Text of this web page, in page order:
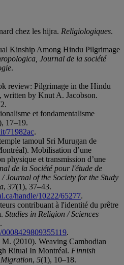
chez les hijra. Religiologiques.
Kinship Among Hindu Pilgrimage
Journal de la société
.
review: Pilgrimage in the Hindu
written by Knut A. Jacobson.
et fondamentalisme
17–19.
71982ac.
tamoul Sri Murugan de
Mobilisation d’une
physique et transmission d’une
de la Société pour l'étude de
Journal of the Society for the Study
, 37(1), 37–43.
handle/10222/65277.
contribuant à l'identité du prêtre
Studies in Religion / Sciences
.
(2010). Weaving Cambodian
Ritual In Montréal. Finnish
, 5(1), 10–18.